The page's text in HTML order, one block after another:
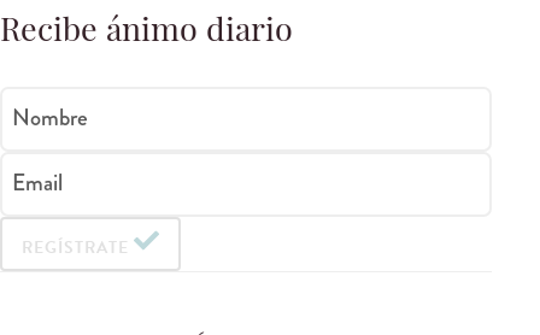
Recibe ánimo diario
Nombre
Email
REGÍSTRATE